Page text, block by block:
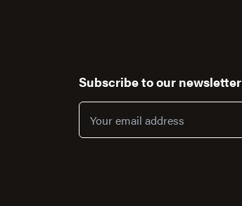
Subscribe to our newsletter